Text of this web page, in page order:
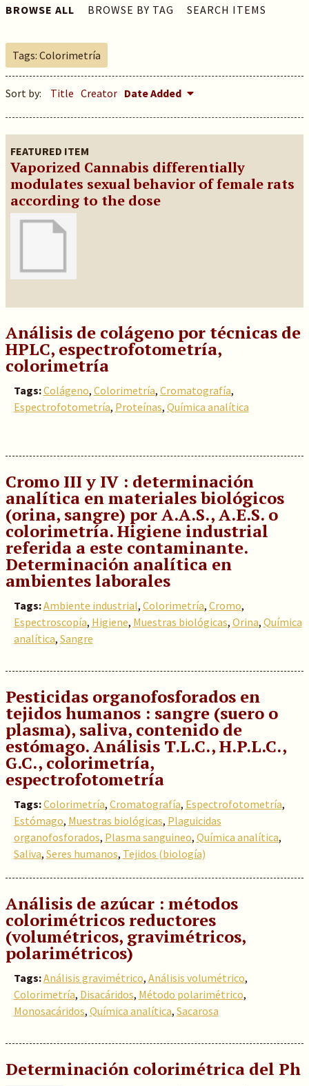
BROWSE ALL BROWSE BY TAG SEARCH ITEMS
Tags: Colorimetría
Sort by: Title Creator Date Added
FEATURED ITEM
Vaporized Cannabis differentially
modulates sexual behavior of female rats
according to the dose
Análisis de colágeno por técnicas de
HPLC, espectrofotometría,
colorimetría
Tags:Colágeno, Colorimetría, Cromatografía,
Espectrofotometría, Proteínas, Química analítica
Cromo III y IV : determinación
analítica en materiales biológicos
(orina, sangre) por A.A.S., A.E.S. o
colorimetría. Higiene industrial
referida a este contaminante.
Determinación analítica en
ambientes laborales
Tags:Ambiente industrial, Colorimetría, Cromo,
Espectroscopía, Higiene, Muestras biológicas, Orina, Química
analítica, Sangre
Pesticidas organofosforados en
tejidos humanos : sangre (suero o
plasma), saliva, contenido de
estómago. Análisis T.L.C., H.P.L.C.,
G.C., colorimetría,
espectrofotometría
Tags:Colorimetría, Cromatografía, Espectrofotometría,
Estómago, Muestras biológicas, Plaguicidas
organofosforados, Plasma sanguineo, Química analítica,
Saliva, Seres humanos, Tejidos (biología)
Análisis de azúcar : métodos
colorimétricos reductores
(volumétricos, gravimétricos,
polarimétricos)
Tags:Análisis gravimétrico, Análisis volumétrico,
Colorimetría, Disacáridos, Método polarimétrico,
Monosacáridos, Química analítica, Sacarosa
Determinación colorimétrica del Ph